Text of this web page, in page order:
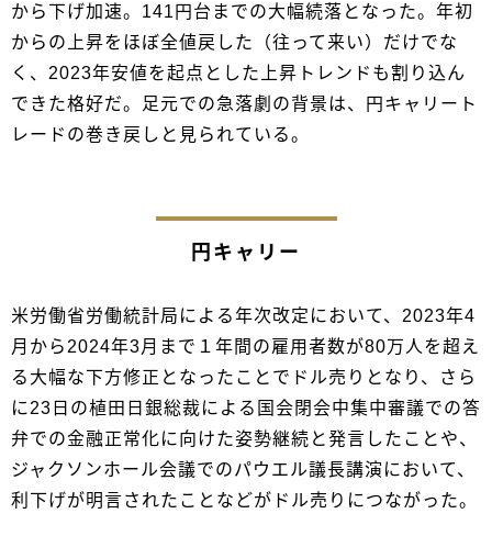
から下げ加速。141円台までの大幅続落となった。年初
からの上昇をほぼ全値戻した（往って来い）だけでな
く、2023年安値を起点とした上昇トレンドも割り込ん
できた格好だ。足元での急落劇の背景は、円キャリート
レードの巻き戻しと見られている。
円キャリー
米労働省労働統計局による年次改定において、2023年4
月から2024年3月まで１年間の雇用者数が80万人を超え
る大幅な下方修正となったことでドル売りとなり、さら
に23日の植田日銀総裁による国会閉会中集中審議での答
弁での金融正常化に向けた姿勢継続と発言したことや、
ジャクソンホール会議でのパウエル議長講演において、
利下げが明言されたことなどがドル売りにつながった。